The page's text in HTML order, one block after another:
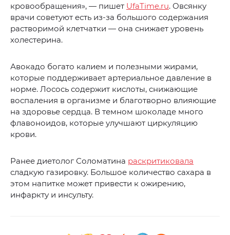
кровообращения», — пишет UfaTime.ru. Овсянку
врачи советуют есть из-за большого содержания
растворимой клетчатки — она снижает уровень
холестерина.
Авокадо богато калием и полезными жирами,
которые поддерживает артериальное давление в
норме. Лосось содержит кислоты, снижающие
воспаления в организме и благотворно влияющие
на здоровье сердца. В темном шоколаде много
флавоноидов, которые улучшают циркуляцию
крови.
Ранее диетолог Соломатина раскритиковала
сладкую газировку. Большое количество сахара в
этом напитке может привести к ожирению,
инфаркту и инсульту.